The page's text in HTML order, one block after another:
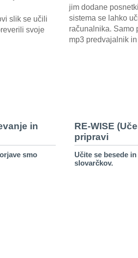
slik se učili
svoje
jim dodane
sistema se lahko
računalnika. Samo
mp3 predvajalnik
in
smo
RE-WISE
pripravi
Učite se besede
slovarčkov.